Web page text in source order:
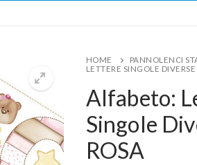
HOME PANNOLENCI
LETTERE SINGOLE
Alfabeto:
Singole
ROSA